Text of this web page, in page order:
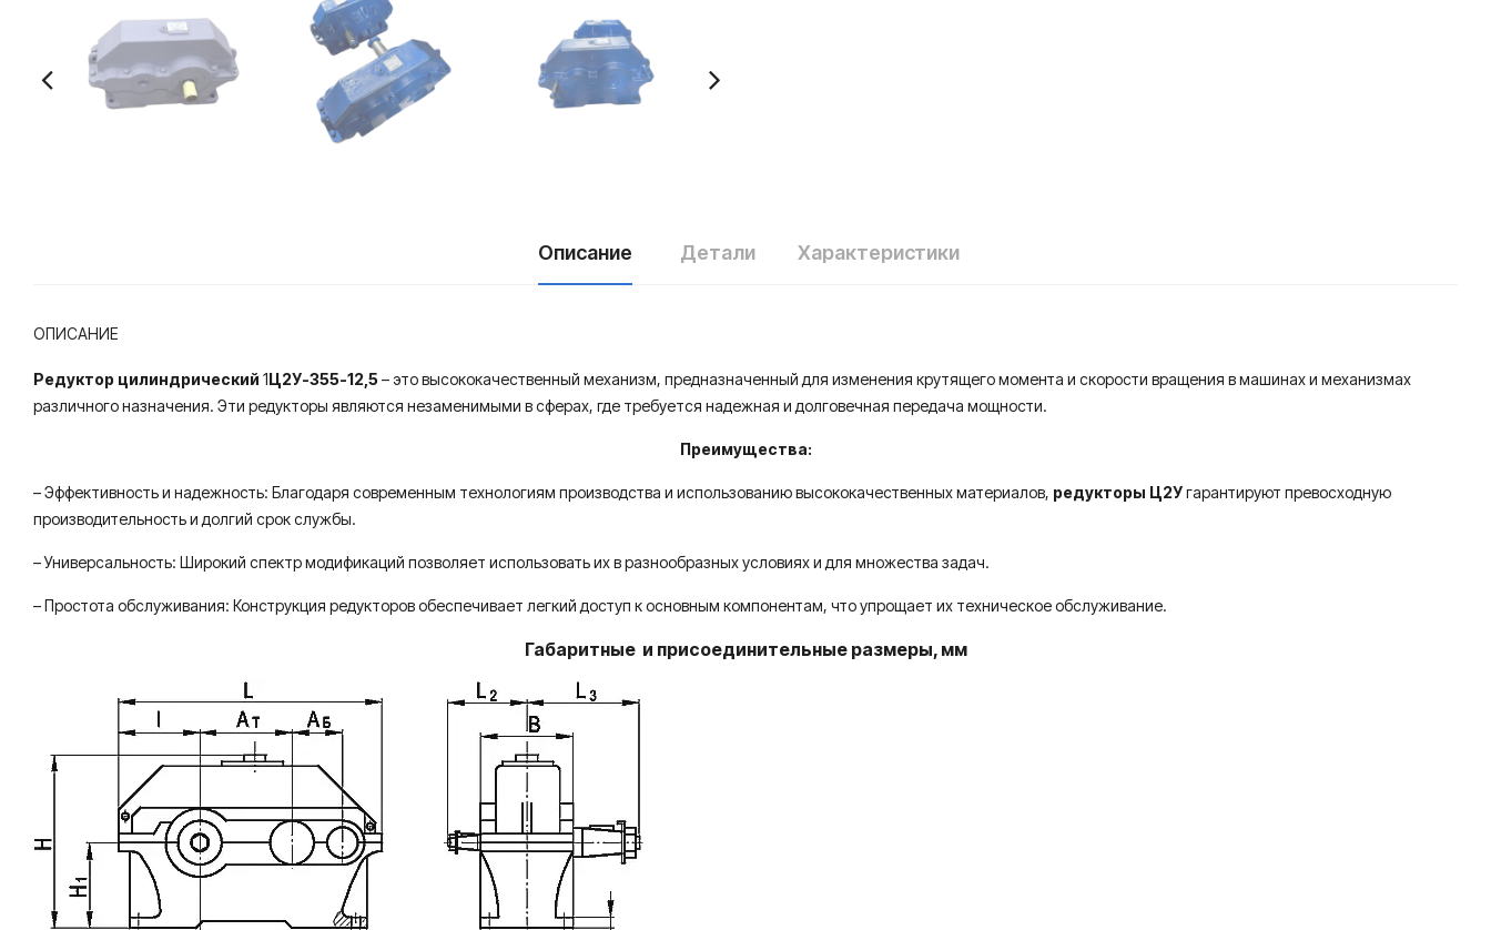
Описание Детали Характеристики
ОПИСАНИЕ
Редуктор цилиндрический 1Ц2У-355-12,5– это высококачественный механизм, предназначенный для изменения крутящего момента и скорости вращения в машинах и механизмах
различного назначения. Эти редукторы являются незаменимыми в сферах, где требуется надежная и долговечная передача мощности.
Преимущества:
– Эффективность и надежность: Благодаря современным технологиям производства и использованию высококачественных материалов, редукторы Ц2Угарантируют превосходную
производительность и долгий срок службы.
– Универсальность: Широкий спектр модификаций позволяет использовать их в разнообразных условиях и для множества задач.
– Простота обслуживания: Конструкция редукторов обеспечивает легкий доступ к основным компонентам, что упрощает их техническое обслуживание.
Габаритные и присоединительные размеры, мм